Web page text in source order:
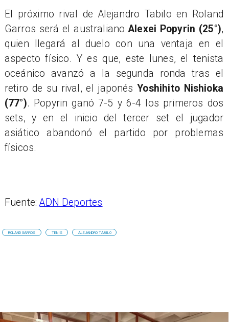
El próximo rival de Alejandro Tabilo en Roland
Garros será el australianoAlexei Popyrin (25°),
quien llegará al duelo con una ventaja en el
aspecto físico. Y es que, este lunes, el tenista
oceánico avanzó a la segunda ronda tras el
retiro de su rival, el japonésYoshihito Nishioka
(77°). Popyrin ganó 7-5 y 6-4 los primeros dos
sets, y en el inicio del tercer set el jugador
asiático abandonó el partido por problemas
físicos.
Fuente:ADN Deportes
ROLAND GARROS TENIS ALEJANDRO TABILO